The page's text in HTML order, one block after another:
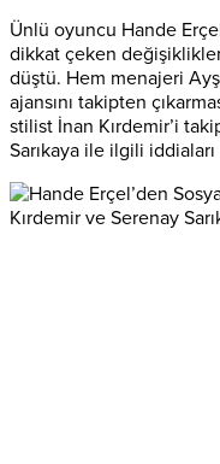
Ünlü oyuncu Hande
dikkat çeken
düştü. Hem menajeri
ajansını takipten
stilist İnan Kırdemir’i
Sarıkaya ile ilgili